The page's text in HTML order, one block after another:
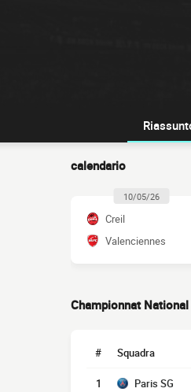
calendario
10/05/26
Creil
Valenciennes
Championnat
# Squadra
1 Paris SG